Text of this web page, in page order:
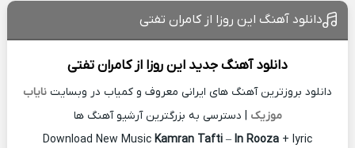
دانلود آهنگ این روزا از کامران تفتی
دانلود آهنگ جدید این روزا ازکامران تفتی
دانلود بروزترین آهنگ های ایرانی معروف و کمیاب در وبسایت نایاب
موزیک | دسترسی به بزرگترین آرشیو آهنگ ها
Download New Music Kamran Tafti – In Rooza + lyric